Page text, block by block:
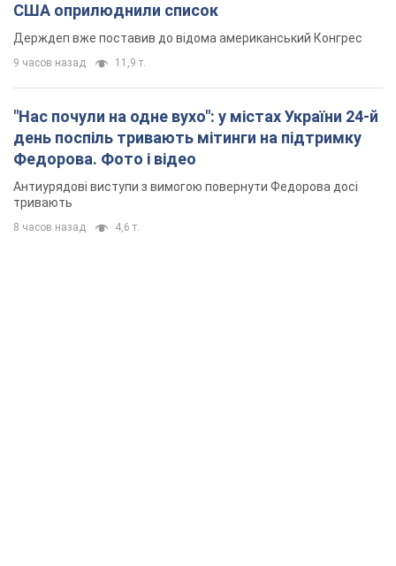
США оприлюднили список
Держдеп вже поставив до відома американський Конгрес
9 часов назад 11,9 т.
"Нас почули на одне вухо": у містах України 24-й
день поспіль тривають мітинги на підтримку
Федорова. Фото і відео
Антиурядові виступи з вимогою повернути Федорова досі
тривають
8 часов назад 4,6 т.